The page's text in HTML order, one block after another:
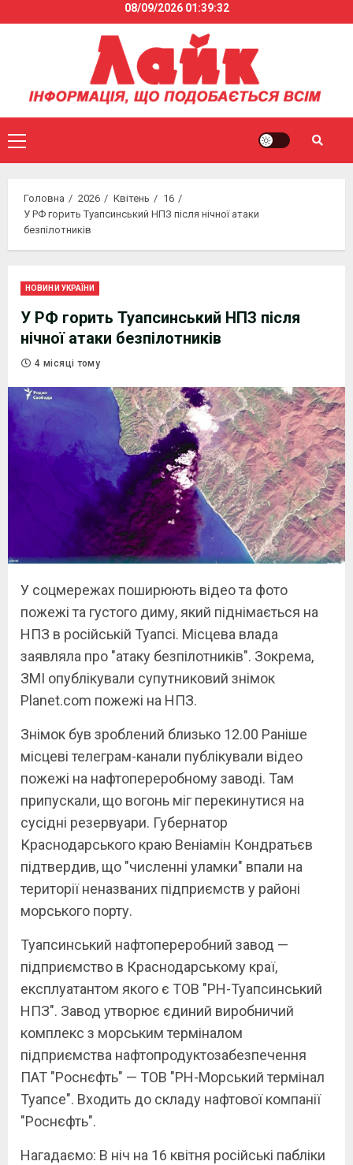
to
08/09/2026 01:39:33
Primary
Menu
Головна 2026 Квітень
16
У РФ горить Туапсинський НПЗ після нічної атаки
безпілотників
НОВИНИ УКРАЇНИ
У РФ горить Туапсинський НПЗ після
нічної атаки безпілотників
4 місяці тому
У соцмережах поширюють відео та фото
пожежі та густого диму, який піднімається на
НПЗ в російській Туапсі. Місцева влада
заявляла про "атаку безпілотників". Зокрема,
ЗМІ опублікували супутниковий знімок
Planet.com пожежі на НПЗ.
Знімок був зроблений близько 12.00 Раніше
місцеві телеграм-канали публікували відео
пожежі на нафтопереробному заводі. Там
припускали, що вогонь міг перекинутися на
сусідні резервуари. Губернатор
Краснодарського краю Веніамін Кондратьєв
підтвердив, що "численні уламки" впали на
території неназваних підприємств у районі
морського порту.
Туапсинський нафтопереробний завод —
підприємство в Краснодарському краї,
експлуатантом якого є ТОВ "РН-Туапсинський
НПЗ". Завод утворює єдиний виробничий
комплекс з морським терміналом
підприємства нафтопродуктозабезпечення
ПАТ "Роснєфть" — ТОВ "РН-Морський термінал
Туапсе". Входить до складу нафтової компанії
"Роснєфть".
Нагадаємо: В ніч на 16 квітня російські пабліки